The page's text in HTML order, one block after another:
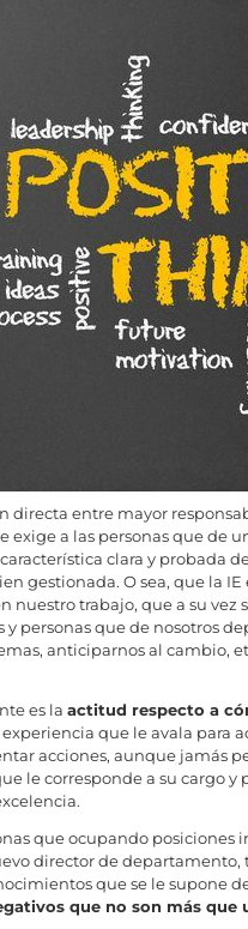
directa entre mayor
exige a las personas que de
clara y probada
gestionada. O sea, que la
nuestro trabajo, que a su
y personas que de nosotros
anticiparnos al cambio,
es la actitud respecto a
que le avala para
acciones, aunque jamás
le corresponde a su cargo
que ocupando
director de
que se le supone
que no son más